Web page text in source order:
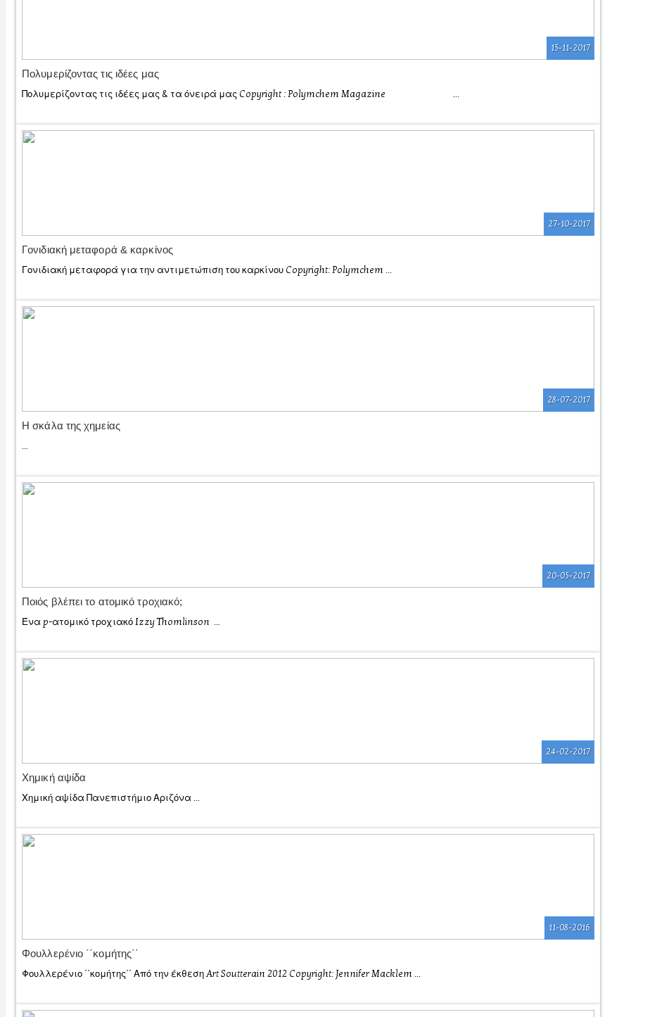
15-11-2017
Πολυμερίζοντας τις ιδέες μας
Πολυμερίζοντας τις ιδέες μας & τα όνειρά μας Copyright : Polymchem Magazine ...
27-10-2017
Γονιδιακή μεταφορά & καρκίνος
Γονιδιακή μεταφορά για την αντιμετώπιση του καρκίνου Copyright: Polymchem ...
28-07-2017
Η σκάλα της χημείας
...
20-05-2017
Ποιός βλέπει το ατομικό τροχιακό;
Ένα p-ατομικό τροχιακό Izzy Thomlinson ...
24-02-2017
Χημική αψίδα
Χημική αψίδα Πανεπιστήμιο Αριζόνα ...
11-08-2016
Φουλλερένιο ΄΄κομήτης΄΄
Φουλλερένιο ΄΄κομήτης΄΄ Από την έκθεση Art Soutterain 2012 Copyright: Jennifer Macklem ...